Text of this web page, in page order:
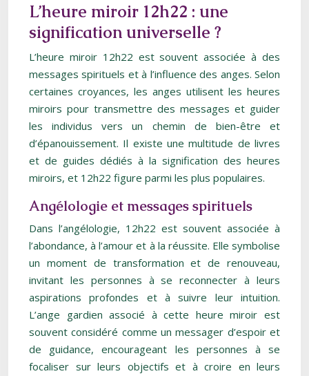
L’heure miroir 12h22 : une
signification universelle ?
L’heure miroir 12h22 est souvent associée à des
messages spirituels et à l’influence des anges. Selon
certaines croyances, les anges utilisent les heures
miroirs pour transmettre des messages et guider
les individus vers un chemin de bien-être et
d’épanouissement. Il existe une multitude de livres
et de guides dédiés à la signification des heures
miroirs, et 12h22 figure parmi les plus populaires.
Angélologie et messages spirituels
Dans l’angélologie, 12h22 est souvent associée à
l’abondance, à l’amour et à la réussite. Elle symbolise
un moment de transformation et de renouveau,
invitant les personnes à se reconnecter à leurs
aspirations profondes et à suivre leur intuition.
L’ange gardien associé à cette heure miroir est
souvent considéré comme un messager d’espoir et
de guidance, encourageant les personnes à se
focaliser sur leurs objectifs et à croire en leurs